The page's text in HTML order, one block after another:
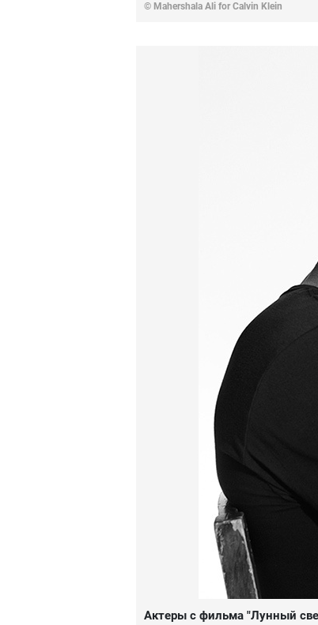
© Mahershala Ali for Calvin Klein
Актеры с фильма "Лунный